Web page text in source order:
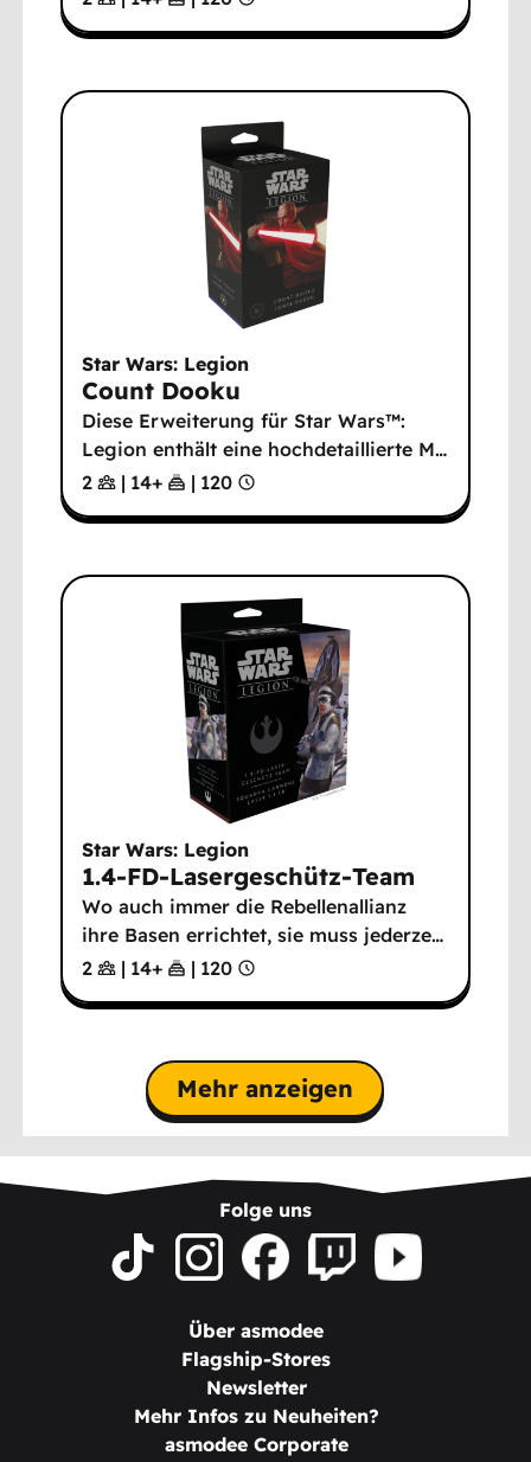
Star Wars: Legion
Count Dooku
Diese Erweiterung für Star Wars™:
Legion enthält eine hochdetaillierte M…
2
| 14+ | 120
Star Wars: Legion
1.4-FD-Lasergeschütz-Team
Wo auch immer die Rebellenallianz
ihre Basen errichtet, sie muss jederze…
2
| 14+ | 120
Mehr anzeigen
Folge uns
Über asmodee
Flagship-Stores
Newsletter
Mehr Infos zu Neuheiten?
asmodee Corporate